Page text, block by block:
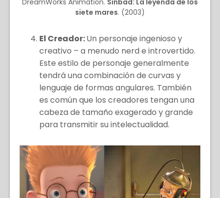
siete mares. (2003)
El Creador:Un personaje ingenioso y
creativo – a menudo nerd e introvertido.
Este estilo de personaje generalmente
tendrá una combinación de curvas y
lenguaje de formas angulares. También
es común que los creadores tengan una
cabeza de tamaño exagerado y grande
para transmitir su intelectualidad.